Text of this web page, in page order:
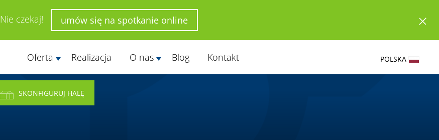
Nie czekaj! umów się na spotkanie online
Oferta Realizacja O nas Blog Kontakt POLSKA
SKONFIGURUJ HALĘ